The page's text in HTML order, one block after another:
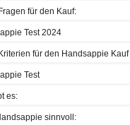
für den Kauf:
Test 2024
für den Handsappie Kauf
Test
es:
sinnvoll: